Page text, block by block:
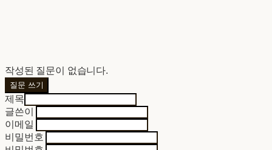
작성된 질문이 없습니다.
질문 쓰기
제목
글쓴이
이메일
비밀번호